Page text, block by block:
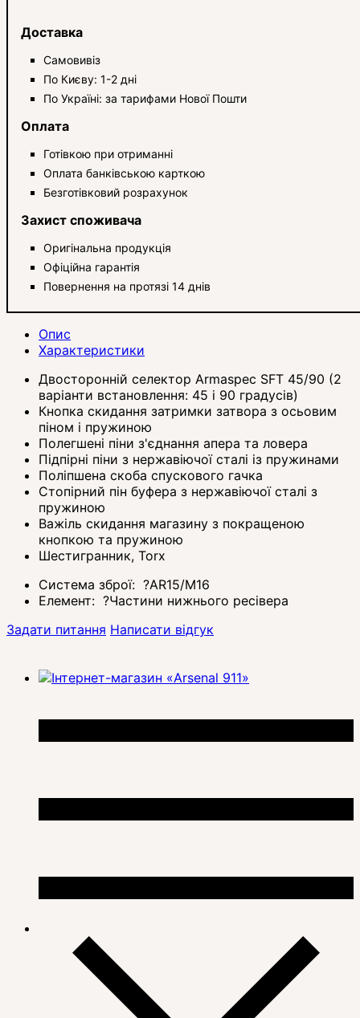
Доставка
Самовивіз
По Києву: 1-2 дні
По Україні: за тарифами Нової Пошти
Оплата
Готівкою при отриманні
Оплата банківською карткою
Безготівковий розрахунок
Захист споживача
Оригінальна продукція
Офіційна гарантія
Повернення на протязі 14 днів
Опис
Характеристики
Двосторонній селектор Armaspec SFT 45/90 (2
варіанти встановлення: 45 і 90 градусів)
Кнопка скидання затримки затвора з осьовим
піном і пружиною
Полегшені піни з'єднання апера та ловера
Підпірні піни з нержавіючої сталі із пружинами
Поліпшена скоба спускового гачка
Стопірний пін буфера з нержавіючої сталі з
пружиною
Важіль скидання магазину з покращеною
кнопкою та пружиною
Шестигранник, Torx
Система зброї: ?AR15/M16
Елемент: ?Частини нижнього ресівера
Задати питання Написати відгук